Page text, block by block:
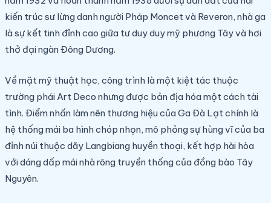
kiến trúc sư lừng danh người Pháp Moncet và Reveron, nhà ga
là sự kết tinh đỉnh cao giữa tư duy duy mỹ phương Tây và hơi
thở đại ngàn Đông Dương.
Về mặt mỹ thuật học, công trình là một kiệt tác thuộc
trường phái Art Deco nhưng được bản địa hóa một cách tài
tình. Điểm nhấn làm nên thương hiệu của Ga Đà Lạt chính là
hệ thống mái ba hình chóp nhọn, mô phỏng sự hùng vĩ của ba
đỉnh núi thuộc dãy Langbiang huyền thoại, kết hợp hài hòa
với dáng dấp mái nhà rông truyền thống của đồng bào Tây
Nguyên.